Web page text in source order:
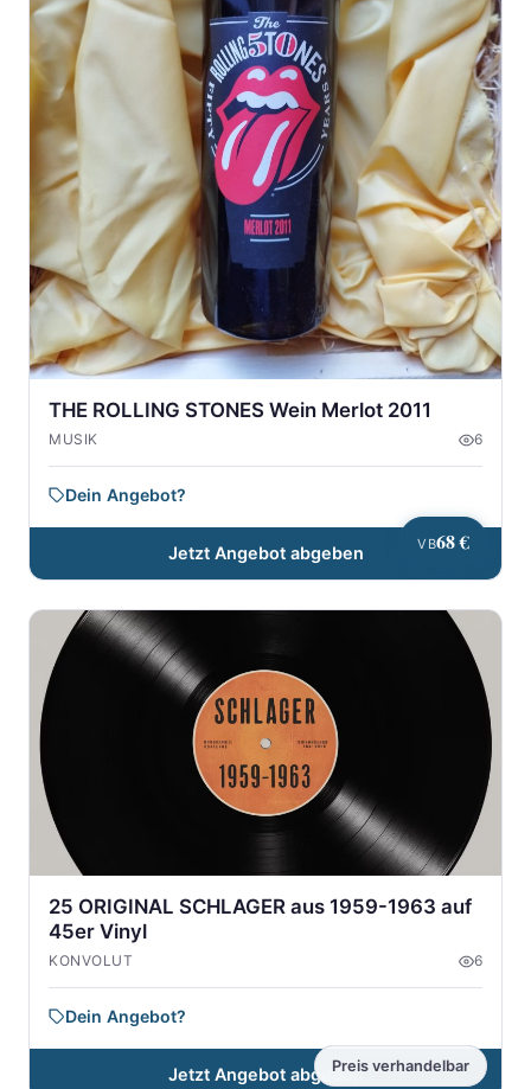
VB68 €
THE ROLLING STONES Wein Merlot 2011
MUSIK 6
Dein Angebot?
Jetzt Angebot abgeben
Preis verhandelbar
25 ORIGINAL SCHLAGER aus 1959-1963 auf
45er Vinyl
KONVOLUT 6
Dein Angebot?
Jetzt Angebot abgeben